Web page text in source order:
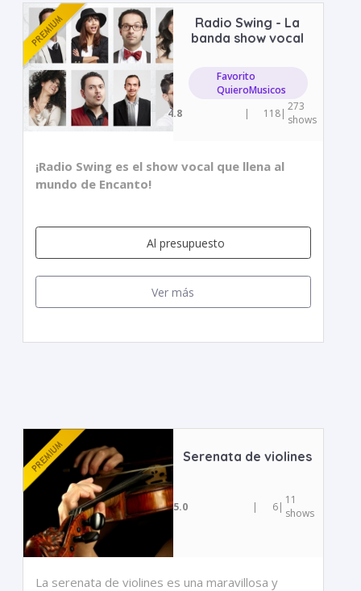
Radio Swing - La
banda show vocal
Favorito
QuieroMusicos
4.8
| 118| 273
shows
¡Radio Swing es el show vocal que llena al
mundo de Encanto!
Al presupuesto
Ver más
Serenata de violines
5.0 | 6| 11
shows
La serenata de violines es una maravillosa y